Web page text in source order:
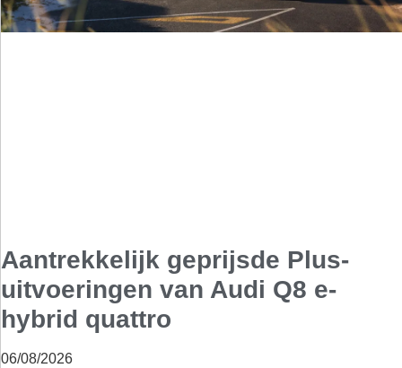
Aantrekkelijk geprijsde Plus-
uitvoeringen van Audi Q8 e-
hybrid quattro
06/08/2026